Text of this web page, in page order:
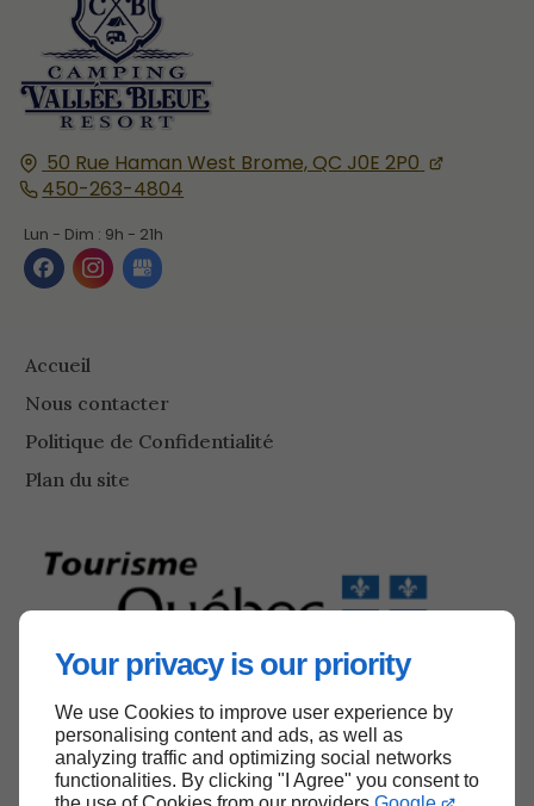
Your privacy is our priority
We use Cookies to improve user experience by
personalising content and ads, as well as
analyzing traffic and optimizing social networks
functionalities. By clicking "I Agree" you consent to
50 Rue Haman West Brome, QC J0E 2P0
450-263-4804
Lun - Dim : 9h - 21h
Accueil
Nous contacter
Politique de Confidentialité
Plan du site
Numéro d'enregistrement : 199426
Haut de page